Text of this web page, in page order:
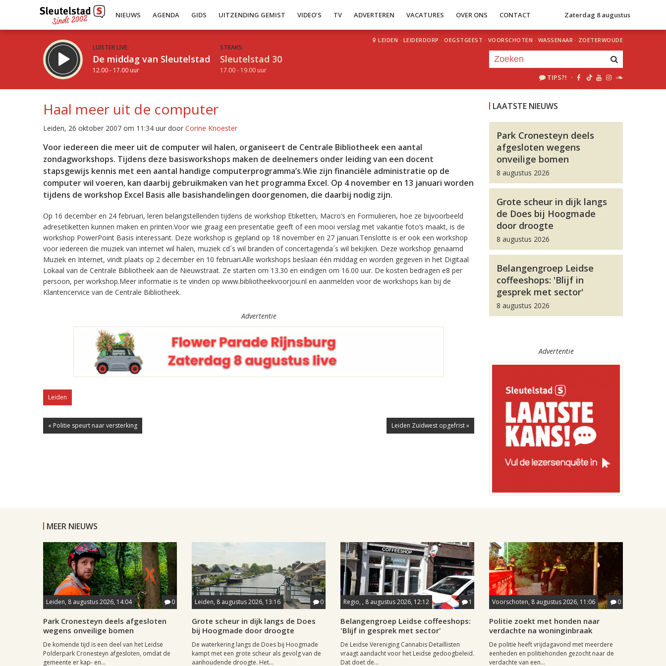
NIEUWS AGENDA GIDS UITZENDING GEMIST VIDEO’S TV ADVERTEREN VACATURES OVER ONS CONTACT Zaterdag 8 augustus
LUISTER LIVE:
De middag van Sleutelstad
12.00 - 17.00 uur
STRAKS:
Sleutelstad 30
17.00 - 19.00 uur
LEIDEN · LEIDERDORP · OEGSTGEEST · VOORSCHOTEN · WASSENAAR · ZOETERWOUDE
TIPS?! ·
Inklappen
Haal meer uit de computer
Leiden, 26 oktober 2007 om 11:34 uur door Corine Knoester
Voor iedereen die meer uit de computer wil halen, organiseert de Centrale Bibliotheek een aantal
zondagworkshops. Tijdens deze basisworkshops maken de deelnemers onder leiding van een docent
stapsgewijs kennis met een aantal handige computerprogramma’s.Wie zijn financiële administratie op de
computer wil voeren, kan daarbij gebruikmaken van het programma Excel. Op 4 november en 13 januari worden
tijdens de workshop Excel Basis alle basishandelingen doorgenomen, die daarbij nodig zijn.
Op 16 december en 24 februari, leren belangstellenden tijdens de workshop Etiketten, Macro’s en Formulieren, hoe ze bijvoorbeeld
adresetiketten kunnen maken en printen.Voor wie graag een presentatie geeft of een mooi verslag met vakantie foto’s maakt, is de
workshop PowerPoint Basis interessant. Deze workshop is gepland op 18 november en 27 januari.Tenslotte is er ook een workshop
voor iedereen die muziek van internet wil halen, muziek cd´s wil branden of concertagenda´s wil bekijken. Deze workshop genaamd
Muziek en Internet, vindt plaats op 2 december en 10 februari.Alle workshops beslaan één middag en worden gegeven in het Digitaal
Lokaal van de Centrale Bibliotheek aan de Nieuwstraat. Ze starten om 13.30 en eindigen om 16.00 uur. De kosten bedragen e8 per
persoon, per workshop.Meer informatie is te vinden op www.bibliotheekvoorjou.nl en aanmelden voor de workshops kan bij de
Klantencervice van de Centrale Bibliotheek.
Advertentie
Leiden
« Politie speurt naar versterking Leiden Zuidwest opgefrist »
LAATSTE NIEUWS
Park Cronesteyn deels
afgesloten wegens
onveilige bomen
8 augustus 2026
Grote scheur in dijk langs
de Does bij Hoogmade
door droogte
8 augustus 2026
Belangengroep Leidse
coffeeshops: 'Blijf in
gesprek met sector'
8 augustus 2026
Advertentie
MEER NIEUWS
Leiden, 8 augustus 2026, 14:04 0
Park Cronesteyn deels afgesloten
wegens onveilige bomen
De komende tijd is een deel van het Leidse
Polderpark Cronesteyn afgesloten, omdat de
gemeente er kap- en...
Leiden, 8 augustus 2026, 13:16 0
Grote scheur in dijk langs de Does
bij Hoogmade door droogte
De waterkering langs de Does bij Hoogmade
kampt met een grote scheur als gevolg van de
aanhoudende droogte. Het...
Regio, , 8 augustus 2026, 12:12 1
Belangengroep Leidse coffeeshops:
'Blijf in gesprek met sector'
De Leidse Vereniging Cannabis Detaillisten
vraagt aandacht voor het Leidse gedoogbeleid.
Dat doet de...
Voorschoten, 8 augustus 2026, 11:06 0
Politie zoekt met honden naar
verdachte na woninginbraak
De politie heeft vrijdagavond met meerdere
eenheden en politiehonden gezocht naar de
verdachte van een...